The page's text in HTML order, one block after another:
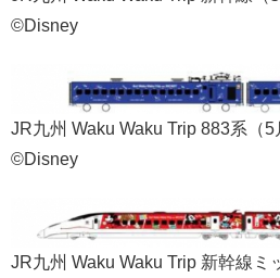
©Disney
JR九州 Waku Waku Trip 883系（5
©Disney
JR九州 Waku Waku Trip 新幹線ミ